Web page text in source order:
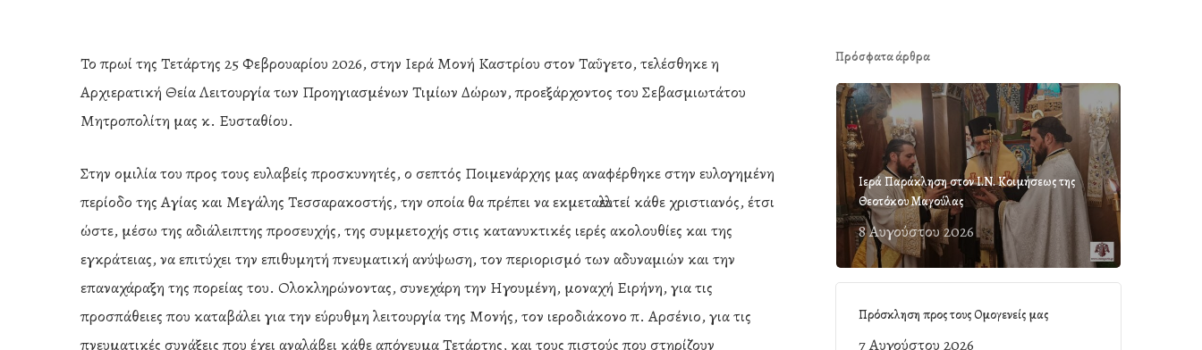
Hit enter to search or ESC to close
Το πρωί της Τετάρτης 25 Φεβρουαρίου 2026, στην Ιερά Μονή Καστρίου στον Ταΰγετο, τελέσθηκε η
Αρχιερατική Θεία Λειτουργία των Προηγιασμένων Τιμίων Δώρων, προεξάρχοντος του Σεβασμιωτάτου
Μητροπολίτη μας κ. Ευσταθίου.
Στην ομιλία του προς τους ευλαβείς προσκυνητές, ο σεπτός Ποιμενάρχης μας αναφέρθηκε στην ευλογημένη
περίοδο της Αγίας και Μεγάλης Τεσσαρακοστής, την οποία θα πρέπει να εκμεταλλευτεί κάθε χριστιανός, έτσι
ώστε, μέσω της αδιάλειπτης προσευχής, της συμμετοχής στις κατανυκτικές ιερές ακολουθίες και της
εγκράτειας, να επιτύχει την επιθυμητή πνευματική ανύψωση, τον περιορισμό των αδυναμιών και την
επαναχάραξη της πορείας του. Ολοκληρώνοντας, συνεχάρη την Ηγουμένη, μοναχή Ειρήνη, για τις
προσπάθειες που καταβάλει για την εύρυθμη λειτουργία της Μονής, τον ιεροδιάκονο π. Αρσένιο, για τις
πνευματικές συνάξεις που έχει αναλάβει κάθε απόγευμα Τετάρτης, και τους πιστούς που στηρίζουν
Πρόσφατα άρθρα
Ιερά Παράκληση στον Ι.Ν. Κοιμήσεως της
Θεοτόκου Μαγούλας
8 Αυγούστου 2026
Πρόσκληση προς τους Ομογενείς μας
7 Αυγούστου 2026